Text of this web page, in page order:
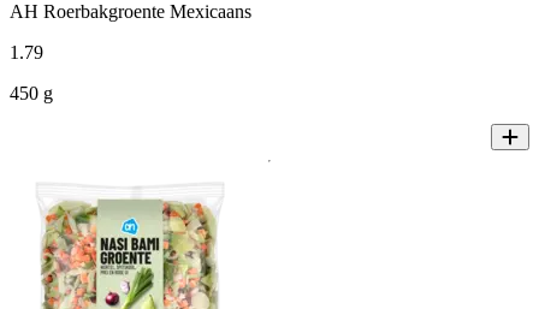
AH Roerbakgroente Mexicaans
1.79
450 g